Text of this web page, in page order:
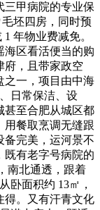
三甲病院的专业保
坯四房，同时预
年物业费减免。
海区看活便当的购
府，且带家政空
之一，项目由中海
日常保洁、设
甚至合肥从城区都
用餐取烹调无缝跟
备完美，运河景不
既有老字号病院的
南北通透，跟着
卧面积约 13㎡，
得。又有汗青文化